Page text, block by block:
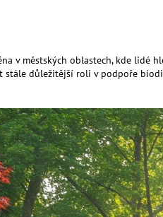
v městských oblastech, kde
stále důležitější roli v podpoře